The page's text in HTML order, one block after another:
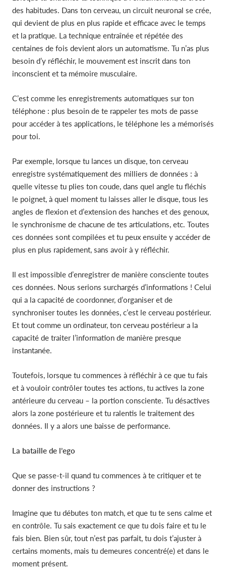
des habitudes. Dans ton cerveau, un circuit neuronal se crée,
qui devient de plus en plus rapide et efficace avec le temps
et la pratique. La technique entraînée et répétée des
centaines de fois devient alors un automatisme. Tu n’as plus
besoin d’y réfléchir, le mouvement est inscrit dans ton
inconscient et ta mémoire musculaire.
C’est comme les enregistrements automatiques sur ton
téléphone : plus besoin de te rappeler tes mots de passe
pour accéder à tes applications, le téléphone les a mémorisés
pour toi.
Par exemple, lorsque tu lances un disque, ton cerveau
enregistre systématiquement des milliers de données : à
quelle vitesse tu plies ton coude, dans quel angle tu fléchis
le poignet, à quel moment tu laisses aller le disque, tous les
angles de flexion et d’extension des hanches et des genoux,
le synchronisme de chacune de tes articulations, etc. Toutes
ces données sont compilées et tu peux ensuite y accéder de
plus en plus rapidement, sans avoir à y réfléchir.
Il est impossible d’enregistrer de manière consciente toutes
ces données. Nous serions surchargés d’informations ! Celui
qui a la capacité de coordonner, d’organiser et de
synchroniser toutes les données, c’est le cerveau postérieur.
Et tout comme un ordinateur, ton cerveau postérieur a la
capacité de traiter l’information de manière presque
instantanée.
Toutefois, lorsque tu commences à réfléchir à ce que tu fais
et à vouloir contrôler toutes tes actions, tu actives la zone
antérieure du cerveau – la portion consciente. Tu désactives
alors la zone postérieure et tu ralentis le traitement des
données. Il y a alors une baisse de performance.
La bataille de l’ego
Que se passe-t-il quand tu commences à te critiquer et te
donner des instructions ?
Imagine que tu débutes ton match, et que tu te sens calme et
en contrôle. Tu sais exactement ce que tu dois faire et tu le
fais bien. Bien sûr, tout n’est pas parfait, tu dois t’ajuster à
certains moments, mais tu demeures concentré(e) et dans le
moment présent.